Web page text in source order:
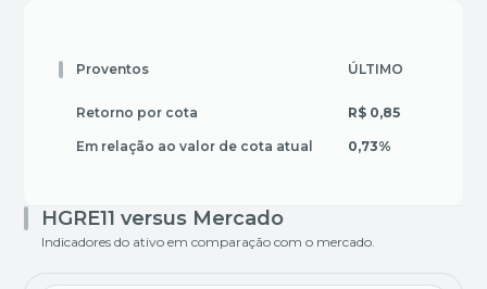
Proventos ÚLTIMO
Retorno por cota R$ 0,85
Em relação ao valor de cota atual 0,73%
HGRE11 versus Mercado
Indicadores do ativo em comparação com o mercado.